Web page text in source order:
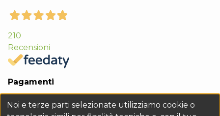
210
Recensioni
Pagamenti
Noi e terze parti selezionate utilizziamo cookie o